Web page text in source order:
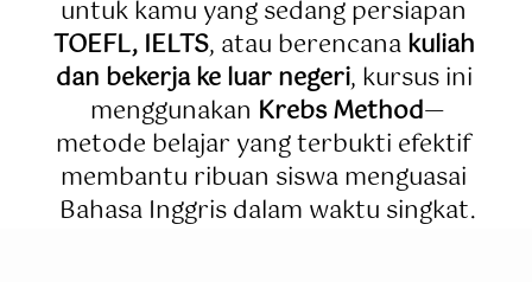
TOEFL, IELTS, atau berencana kuliah
dan bekerja ke luar negeri, kursus ini
menggunakan Krebs Method—
metode belajar yang terbukti efektif
membantu ribuan siswa menguasai
Bahasa Inggris dalam waktu singkat.